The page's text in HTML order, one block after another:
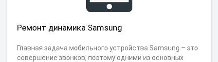
Ремонт динамика Samsung
Главная задача мобильного устройства Samsung – это
совершение звонков, поэтому одними из основных